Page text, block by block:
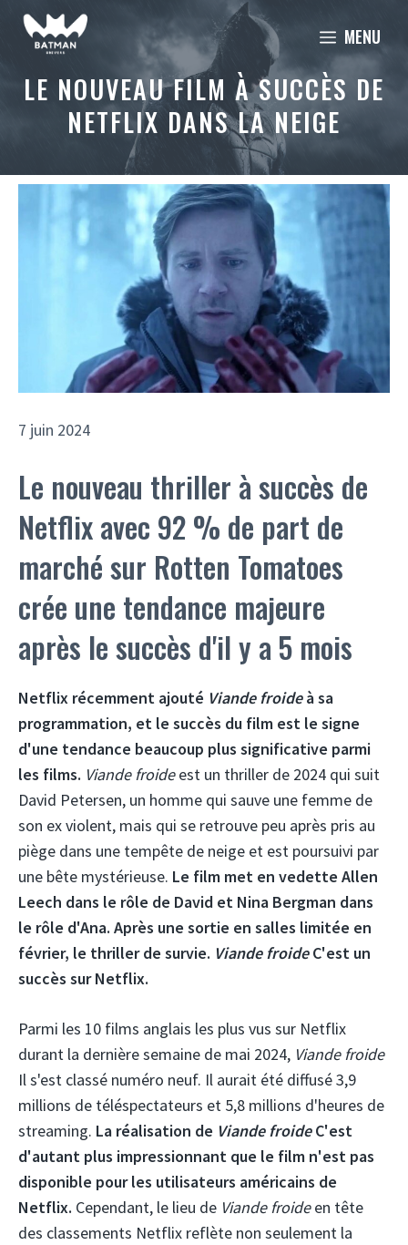
Aller
MENU
LE NOUVEAU FILM À SUCCÈS DE
NETFLIX DANS LA NEIGE
7 juin 2024
Le nouveau thriller à succès de
Netflix avec 92 % de part de
marché sur Rotten Tomatoes
crée une tendance majeure
après le succès d'il y a 5 mois
Netflix récemment ajouté Viande froideà sa
programmation, et le succès du film est le signe
d'une tendance beaucoup plus significative parmi
les films. Viande froideest un thriller de 2024 qui suit
David Petersen, un homme qui sauve une femme de
son ex violent, mais qui se retrouve peu après pris au
piège dans une tempête de neige et est poursuivi par
une bête mystérieuse. Le film met en vedette Allen
Leech dans le rôle de David et Nina Bergman dans
le rôle d'Ana. Après une sortie en salles limitée en
février, le thriller de survie. Viande froideC'est un
succès sur Netflix.
Parmi les 10 films anglais les plus vus sur Netflix
durant la dernière semaine de mai 2024, Viande froide
Il s'est classé numéro neuf. Il aurait été diffusé 3,9
millions de téléspectateurs et 5,8 millions d'heures de
streaming. La réalisation de Viande froideC'est
d'autant plus impressionnant que le film n'est pas
disponible pour les utilisateurs américains de
Netflix. Cependant, le lieu de Viande froideen tête
des classements Netflix reflète non seulement la